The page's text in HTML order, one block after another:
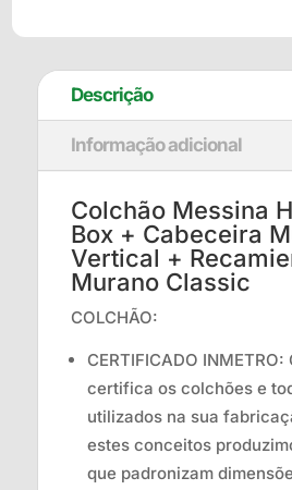
Descrição
Informação adicional
Colchão Messina
Box + Cabeceira
Vertical +
Murano Classic
COLCHÃO:
CERTIFICADO
certifica os colchões e
utilizados na sua
estes conceitos
que padronizam